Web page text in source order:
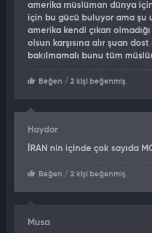
ABD ordusu dün Hürmüz
yönelik saldırıları gerekçe
güçlü saldırı" başlattığını bildirmişti.
amerika müslüman dünya
için bu gücü buluyor ama şu
amerika kendi çıkarı
olsun karşısına alır şuan
bakılmamalı bunu tüm
Beğen / 2 kişi beğenmiş
Haydar
İRAN nin içinde çok sayıda
Beğen / 2 kişi beğenmiş
Musa